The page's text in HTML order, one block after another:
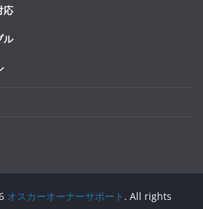
応
ル
オスカーオーナーサポート . All rights